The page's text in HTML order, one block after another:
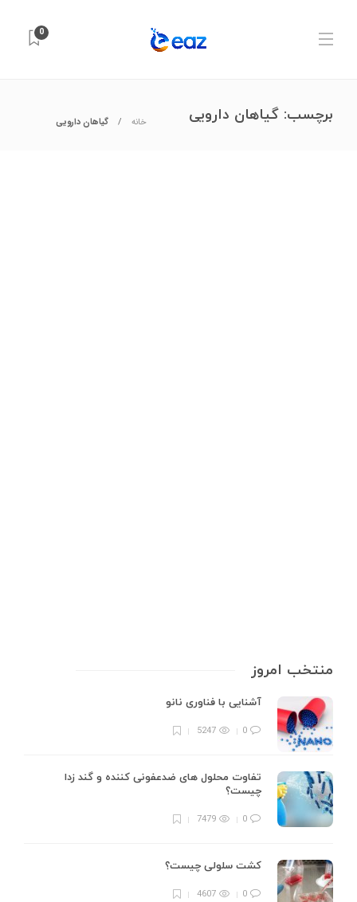
0
برچسب: گیاهان دارویی خانه گیاهان دارویی
منتخب امروز
آشنایی با فناوری نانو
0
5247
تفاوت محلول های ضدعفونی کننده و گند زدا
چیست؟
0
7479
کشت سلولی چیست؟
0
4607